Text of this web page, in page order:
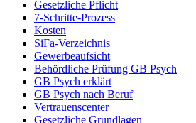
Gesetzliche Pflicht
7-Schritte-Prozess
Kosten
SiFa-Verzeichnis
Gewerbeaufsicht
Behördliche Prüfung GB Psych
GB Psych erklärt
GB Psych nach Beruf
Vertrauenscenter
Gesetzliche Grundlagen